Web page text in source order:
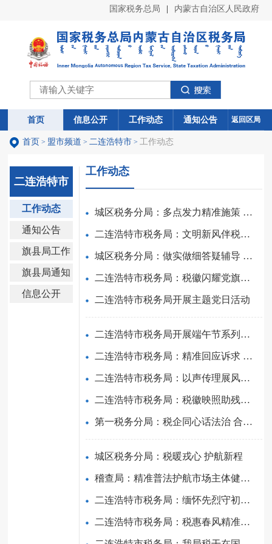
国家税务总局 内蒙古自治区人民政府
首页 信息公开 工作动态 通知公告
首页 信息公开 工作动态 通知公告 返回区局
首页 > 盟市频道 > 二连浩特市> 工作动态
二连浩特市
工作动态
通知公告
旗县局工作
动态
旗县局通知
公告
信息公开
工作动态
城区税务分局：多点发力精准施策 推动税费服务提质增效
二连浩特市税务局：文明新风伴税惠进万家
城区税务分局：做实做细答疑辅导 助力市场主体合规经营
二连浩特市税务局：税徽闪耀党旗红 七一慰问践初心
二连浩特市税务局开展主题党日活动
二连浩特市税务局开展端午节系列主题活动
二连浩特市税务局：精准回应诉求 优化营商环境
二连浩特市税务局：以声传理展风采 税心筑梦勇争先
二连浩特市税务局：税徽映照助残路 政策暖心促融合
第一税务分局：税企同心话法治 合规护航促公平
城区税务分局：税暖戎心 护航新程
稽查局：精准普法护航市场主体健康发展
二连浩特市税务局：缅怀先烈守初心 赓续血脉担使命
二连浩特市税务局：税惠春风精准服务助发展